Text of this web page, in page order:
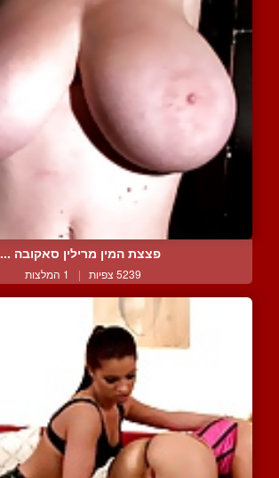
פצצת המין מרילין סאקובה ...
5239 צפיות | 1 המלצות